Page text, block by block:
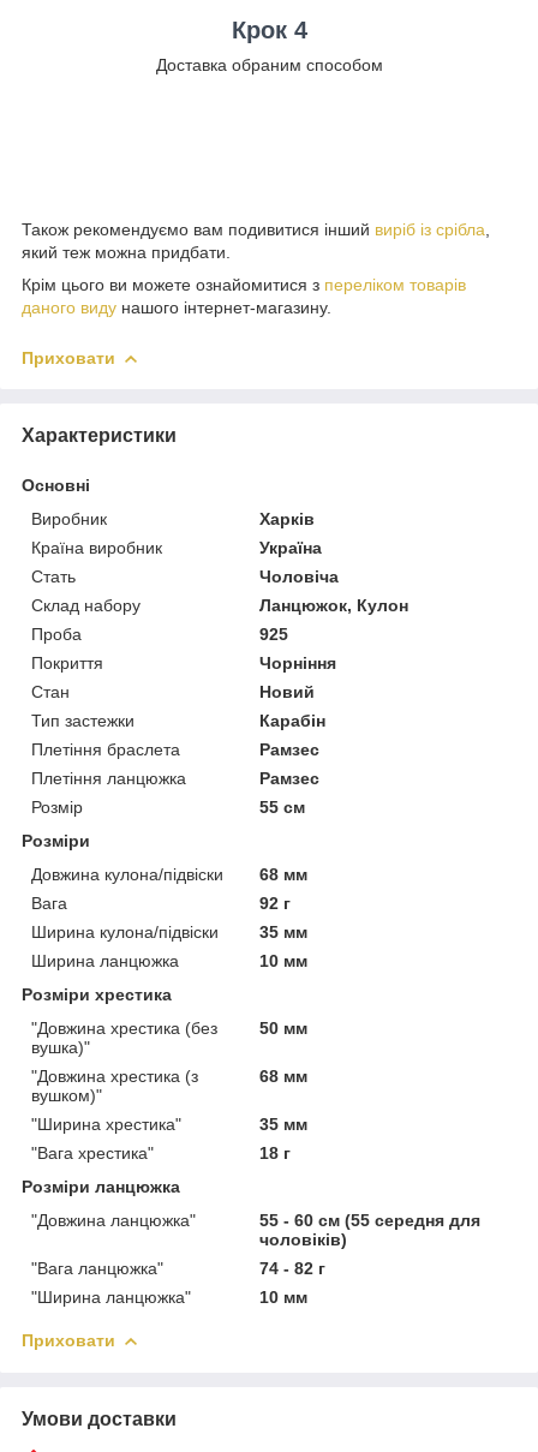
Крок 4
Доставка обраним способом
Також рекомендуємо вам подивитися інший виріб із срібла
який теж можна придбати.
Крім цього ви можете ознайомитися з переліком товарів
даного виду нашого інтернет-магазину.
Приховати
Характеристики
Основні
Виробник
Харків
Країна виробник
Україна
Стать
Чоловіча
Склад набору
Ланцюжок, Кулон
Проба
925
Покриття
Чорніння
Стан
Новий
Тип застежки
Карабін
Плетіння браслета
Рамзес
Плетіння ланцюжка
Рамзес
Розмір
55 см
Розміри
Довжина кулона/підвіски
68 мм
Вага
92 г
Ширина кулона/підвіски
35 мм
Ширина ланцюжка
10 мм
Розміри хрестика
"Довжина хрестика (без
вушка)"
50 мм
"Довжина хрестика (з
вушком)"
68 мм
"Ширина хрестика"
35 мм
"Вага хрестика"
18 г
Розміри ланцюжка
"Довжина ланцюжка"
55 - 60 см (55 середня для
чоловіків)
"Вага ланцюжка"
74 - 82 г
"Ширина ланцюжка"
10 мм
Приховати
Умови доставки